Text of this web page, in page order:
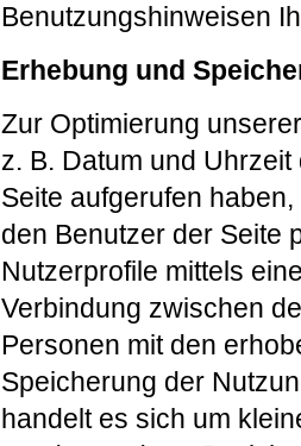
Benutzungshinweisen
Erhebung und
Zur Optimierung
z. B. Datum und
Seite aufgerufen
den Benutzer der Seite
Nutzerprofile mittels
Verbindung zwischen
Personen mit den
Speicherung der
handelt es sich um